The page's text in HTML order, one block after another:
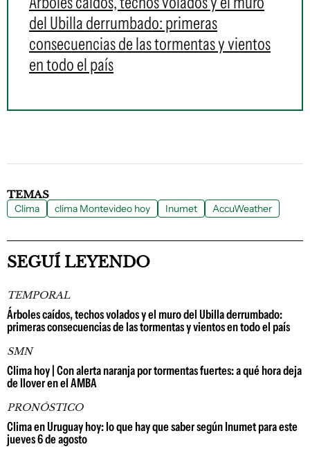
del Ubilla derrumbado: primeras
consecuencias de las tormentas y vientos
en todo el país
TEMAS
Clima clima Montevideo hoy Inumet AccuWeather
SEGUÍ LEYENDO
TEMPORAL
Árboles caídos, techos volados y el muro del Ubilla derrumbado:
primeras consecuencias de las tormentas y vientos en todo el país
SMN
Clima hoy | Con alerta naranja por tormentas fuertes: a qué hora deja
de llover en el AMBA
PRONÓSTICO
Clima en Uruguay hoy: lo que hay que saber según Inumet para este
jueves 6 de agosto